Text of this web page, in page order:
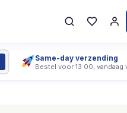
Same-day verzending
Bestel voor 13:00, vandaag